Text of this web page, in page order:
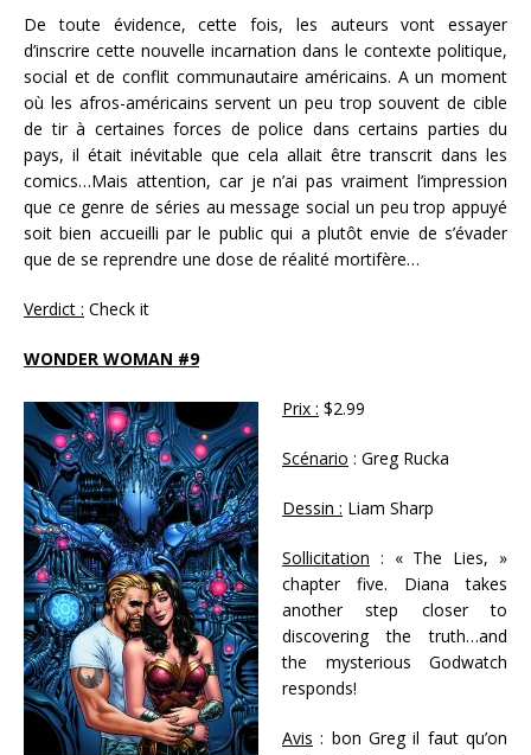
De toute évidence, cette fois, les auteurs vont essayer
d’inscrire cette nouvelle incarnation dans le contexte politique,
social et de conflit communautaire américains. A un moment
où les afros-américains servent un peu trop souvent de cible
de tir à certaines forces de police dans certains parties du
pays, il était inévitable que cela allait être transcrit dans les
comics…Mais attention, car je n’ai pas vraiment l’impression
que ce genre de séries au message social un peu trop appuyé
soit bien accueilli par le public qui a plutôt envie de s’évader
que de se reprendre une dose de réalité mortifère…
Verdict : Check it
WONDER WOMAN #9
Prix : $2.99
Scénario : Greg Rucka
Dessin : Liam Sharp
Sollicitation : « The Lies, »
chapter five. Diana takes
another step closer to
discovering the truth…and
the mysterious Godwatch
responds!
Avis : bon Greg il faut qu’on